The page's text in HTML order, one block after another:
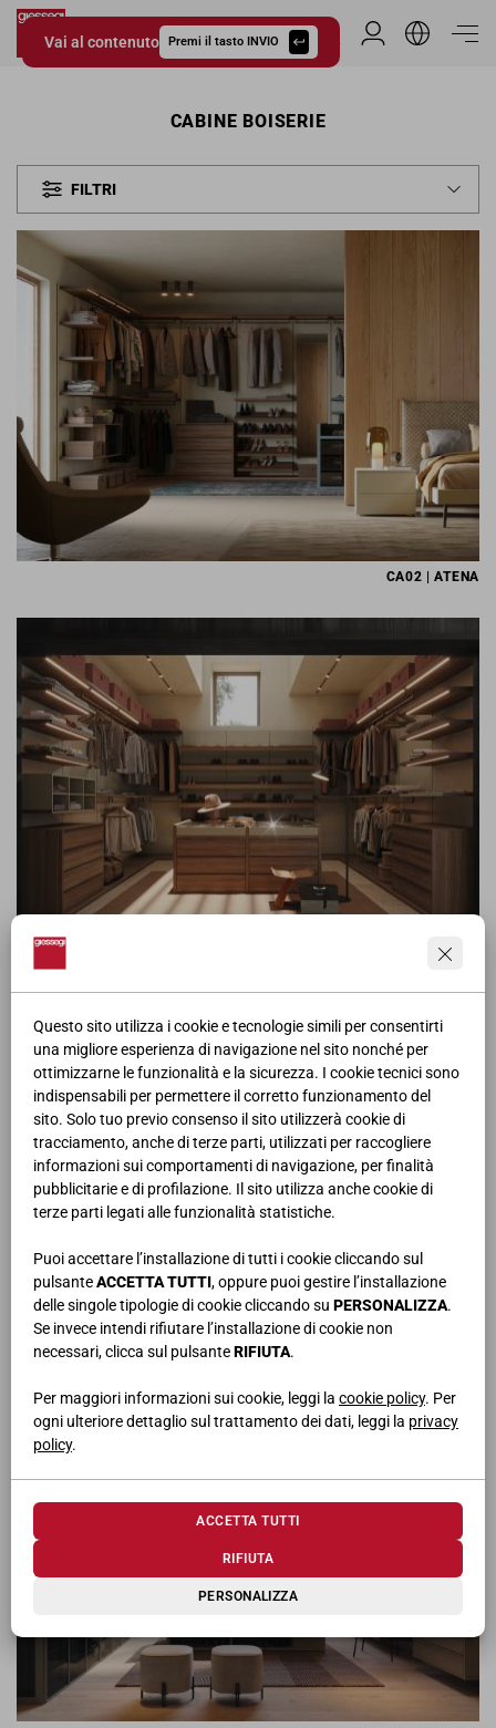
Questo sito utilizza i cookie e tecnologie simili per consentirti
una migliore esperienza di navigazione nel sito nonché per
ottimizzarne le funzionalità e la sicurezza. I cookie tecnici sono
indispensabili per permettere il corretto funzionamento del
sito. Solo tuo previo consenso il sito utilizzerà cookie di
tracciamento, anche di terze parti, utilizzati per raccogliere
informazioni sui comportamenti di navigazione, per finalità
pubblicitarie e di profilazione. Il sito utilizza anche cookie di
terze parti legati alle funzionalità statistiche.
Puoi accettare l’installazione di tutti i cookie cliccando sul
pulsanteACCETTA TUTTI, oppure puoi gestire l’installazione
delle singole tipologie di cookie cliccando su PERSONALIZZA.
Se invece intendi rifiutare l’installazione di cookie non
necessari, clicca sul pulsanteRIFIUTA.
Per maggiori informazioni sui cookie, leggi la cookie policy. Per
ogni ulteriore dettaglio sul trattamento dei dati, leggi la privacy
policy.
PERSONALIZZA
RIFIUTA
ACCETTA TUTTI
Vai al contenuto Premi il tasto INVIO
Giessegi.it
Area Riservata
CABINE BOISERIE
FILTRI
CA02 | ATENA
CA05 | LETO